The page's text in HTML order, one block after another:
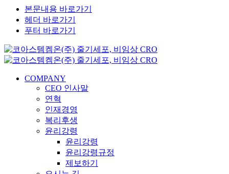
본문내용 바로가기
헤더 바로가기
푸터 바로가기
COMPANY
CEO 인사말
연혁
인재경영
복리후생
윤리강령
윤리강령
윤리강령규정
제보하기